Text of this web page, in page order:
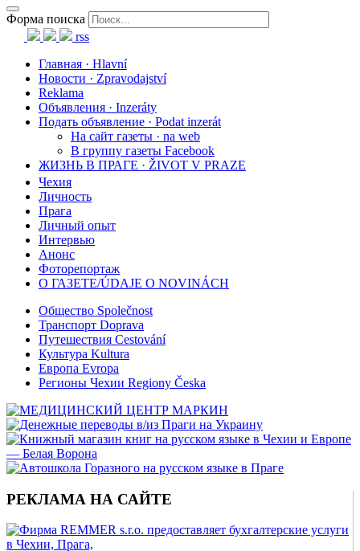
Форма поиска
rss
Главная · Hlavní
Новости · Zpravodajství
Reklama
Объявления · Inzeráty
Подать объявление · Podat inzerát
На сайт газеты · na web
В группу газеты Facebook
ЖИЗНЬ В ПРАГЕ · ŽIVOT V PRAZE
Чехия
Личность
Прага
Личный опыт
Интервью
Анонс
Фоторепортаж
О ГАЗЕТЕ/ÚDAJE O NOVINÁCH
Общество Společnost
Транспорт Doprava
Путешествия Cestování
Культура Kultura
Европа Evropa
Регионы Чехии Regiony Česka
РЕКЛАМА НА САЙТЕ